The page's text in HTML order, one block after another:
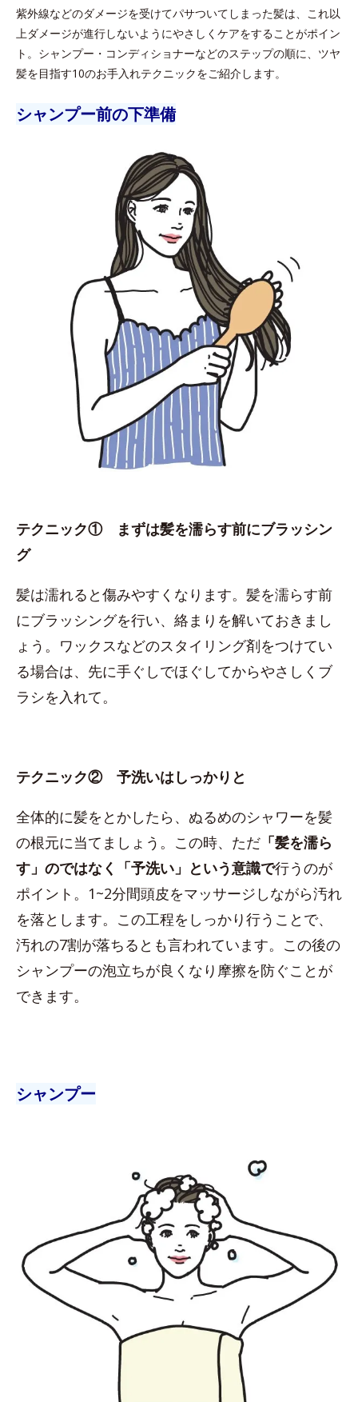
紫外線などのダメージを受けてパサついてしまった髪は、これ以
上ダメージが進行しないようにやさしくケアをすることがポイン
ト。シャンプー・コンディショナーなどのステップの順に、ツヤ
髪を目指す10のお手入れテクニックをご紹介します。
シャンプー前の下準備
テクニック① まずは髪を濡らす前にブラッシン
グ
髪は濡れると傷みやすくなります。髪を濡らす前
にブラッシングを行い、絡まりを解いておきまし
ょう。ワックスなどのスタイリング剤をつけてい
る場合は、先に手ぐしでほぐしてからやさしくブ
ラシを入れて。
テクニック② 予洗いはしっかりと
全体的に髪をとかしたら、ぬるめのシャワーを髪
の根元に当てましょう。この時、ただ 「髪を濡ら
す」のではなく「予洗い」という意識で行うのが
ポイント。1~2分間頭皮をマッサージしながら汚れ
を落とします。この工程をしっかり行うことで、
汚れの7割が落ちるとも言われています。この後の
シャンプーの泡立ちが良くなり摩擦を防ぐことが
できます。
シャンプー